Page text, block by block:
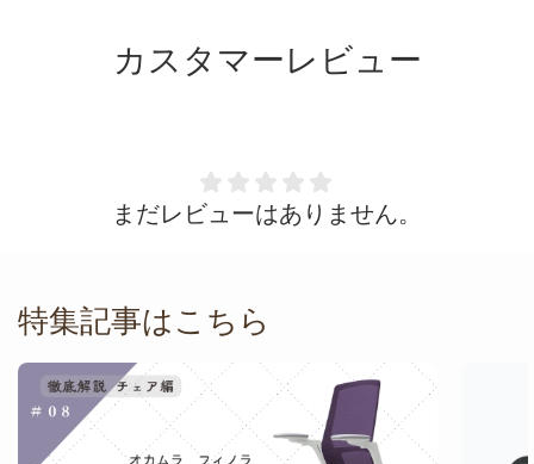
カスタマーレビュー
まだレビューはありません。
特集記事はこちら